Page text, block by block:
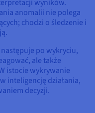
wyników.
anomalii nie polega
chodzi o śledzenie i
po wykryciu,
ale także
istocie wykrywanie
inteligencję działania,
decyzji.